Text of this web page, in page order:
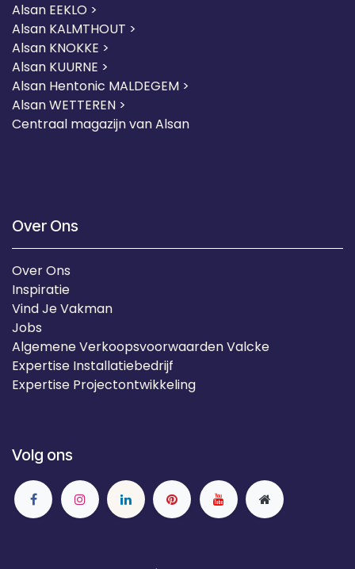
Alsan EEKLO >
Alsan KALMTHOUT >
Alsan KNOKKE >
Alsan KUURNE >
Alsan Hentonic MALDEGEM >
Alsan WETTEREN >
Centraal magazijn van Alsan
Over Ons
Over Ons
Inspiratie
Vind Je Vakman
Jobs
Algemene Verkoopsvoorwaarden Valcke
Expertise Installatiebedrijf
Expertise Projectontwikkeling
Volg ons